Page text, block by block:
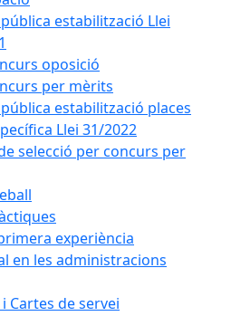
estabilització Llei
oposició
per mèrits
estabilització places
Llei 31/2022
selecció per concurs per
experiència
en les administracions
Cartes de servei